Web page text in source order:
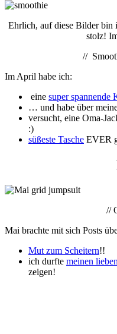
Ehrlich, auf diese Bilder bin
stolz!
//
Im April habe ich:
eine super spannende
… und habe über
versucht, eine Oma-
:)
süßeste Tasche EVER
//
Mai brachte mit sich Posts
Mut zum Scheitern!!
ich durfte meinen
zeigen!